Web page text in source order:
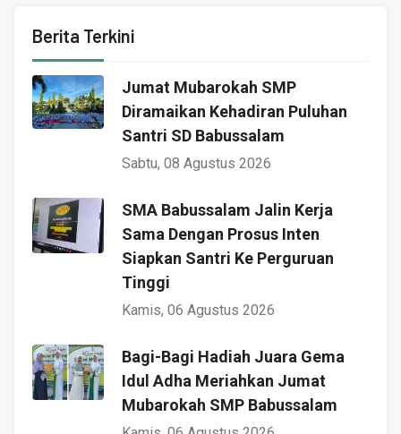
Berita Terkini
Jumat Mubarokah SMP
Diramaikan Kehadiran Puluhan
Santri SD Babussalam
Sabtu, 08 Agustus 2026
SMA Babussalam Jalin Kerja
Sama Dengan Prosus Inten
Siapkan Santri Ke Perguruan
Tinggi
Kamis, 06 Agustus 2026
Bagi-Bagi Hadiah Juara Gema
Idul Adha Meriahkan Jumat
Mubarokah SMP Babussalam